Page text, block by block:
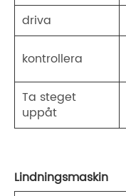
driva
kontrollera
Ta steget
uppåt
Lindningsmaskin